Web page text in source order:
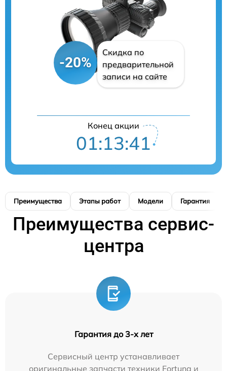
-20%
Скидка по
предварительной
записи на сайте
Конец акции
01:13:41
Преимущества Этапы работ Модели Гарантия
Преимущества сервис-
центра
Гарантия до 3-х лет
Сервисный центр устанавливает
оригинальные запчасти техники Fortuna и